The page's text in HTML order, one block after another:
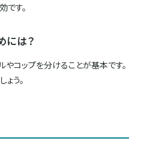
です。
には？
やコップを分けることが基本です。
う。